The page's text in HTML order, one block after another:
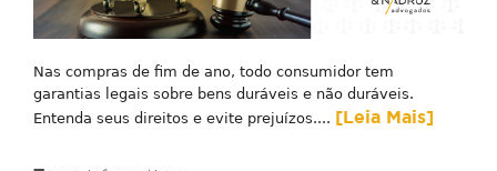
Nas compras de fim de ano, todo consumidor tem
garantias legais sobre bens duráveis e não duráveis.
Entenda seus direitos e evite prejuízos.... [Leia Mais]